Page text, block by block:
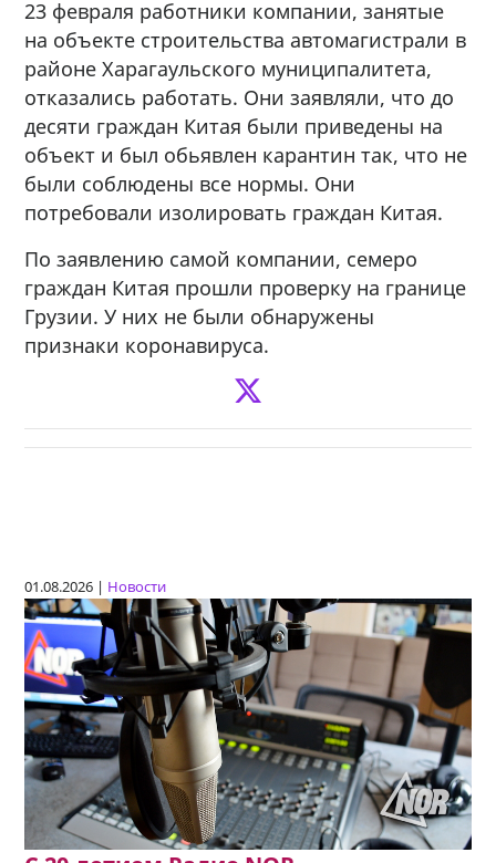
23 февраля работники компании, занятые
на объекте строительства автомагистрали в
районе Харагаульского муниципалитета,
отказались работать. Они заявляли, что до
десяти граждан Китая были приведены на
объект и был обьявлен карантин так, что не
были соблюдены все нормы. Они
потребовали изолировать граждан Китая.
По заявлению самой компании, семеро
граждан Китая прошли проверку на границе
Грузии. У них не были обнаружены
признаки коронавируса.
01.08.2026 | Новости